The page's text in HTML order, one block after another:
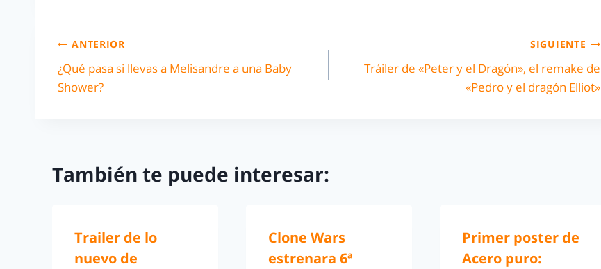
ANTERIOR
¿Qué pasa si llevas a Melisandre a una Baby
Shower?
SIGUIENTE
Tráiler de «Peter y el Dragón», el remake de
«Pedro y el dragón Elliot»
También te puede interesar:
Trailer de lo
nuevo de
Clone Wars
estrenara 6ª
Primer poster de
Acero puro: